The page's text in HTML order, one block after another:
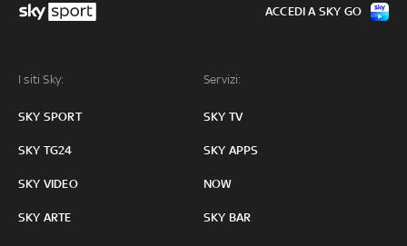
I siti Sky:
SKY SPORT
SKY TG24
SKY VIDEO
SKY ARTE
Servizi:
SKY TV
SKY APPS
NOW
SKY BAR
ACCEDI A SKY GO